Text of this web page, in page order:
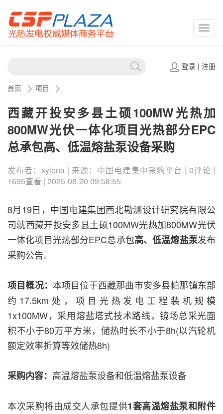
登录| 注册
首页 项目
西藏开投安多县土硕100MW光热加
800MW光伏一体化项目光热部分EPC
总承包高、低温熔盐泵设备采购
发布者：xylona | 来源：中国电建集中采购平台 | 0评论 |
1695查看 | 2025-08-20 09:58:55
8月19日，中国电建集团西北勘测设计研究院有限公
司就西藏开投安多县土硕100MW光热加800MW光伏
一体化项目光热部分EPC总承包高、低温熔盐泵发布
采购公告。
项目概况： 本项目位于西藏那曲市安多县帕那镇东部
约17.5km处，项目光热发电工程装机规模
1x100MW，采用熔盐塔式技术路线，镜场总采光面
积不小于80万平方米，储热时长不小于8h(以汽轮机
额定效率折算等效储热8h)
采购内容： 高温熔盐泵设备和低温熔盐泵设备
本次采购将由成交人承包提供1套高温熔盐泵和附件